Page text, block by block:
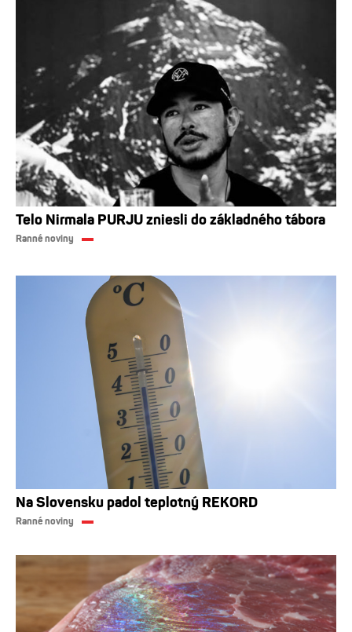
Telo Nirmala PURJU zniesli do základného tábora
Ranné noviny
Na Slovensku padol teplotný REKORD
Ranné noviny